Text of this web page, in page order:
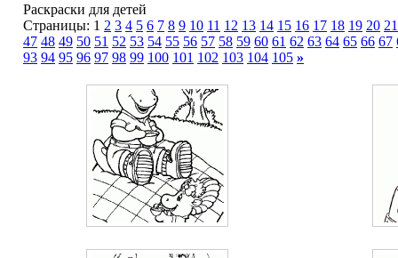
Раскраски для детей
Страницы: 1 2 3 4 5 6 7 8 9 10 11 12 13 14 15 16 17 18 19 20 21
47 48 49 50 51 52 53 54 55 56 57 58 59 60 61 62 63 64 65 66 67
93 94 95 96 97 98 99 100 101 102 103 104 105 »